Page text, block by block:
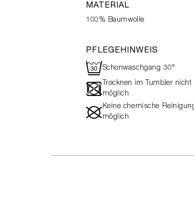
MATERIAL
100% Baumwolle
PFLEGEHINWEIS
RSchonwaschgang 30°
- Trocknen im Tumbler nicht
möglich
#Keine chemische
möglich